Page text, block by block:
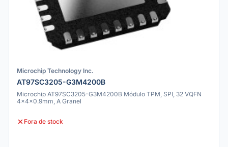
Microchip Technology Inc.
AT97SC3205-G3M4200B
Microchip AT97SC3205-G3M4200B Módulo TPM, SPI, 32 VQFN
4x4x0.9mm, A Granel
Fora de stock